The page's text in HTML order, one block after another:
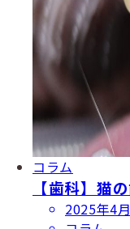
コラム
【歯科】猫
投
2025年4